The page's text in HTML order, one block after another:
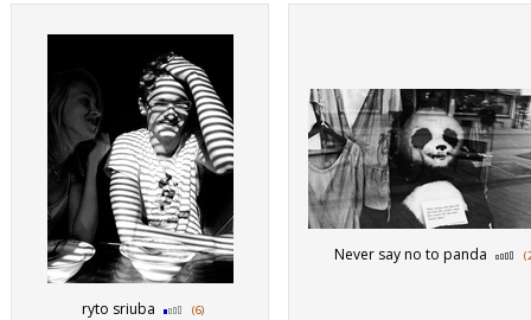
ryto sriuba (6)
Never say no to panda